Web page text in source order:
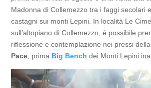
Madonna di Collemezzo tra i faggi secolari
castagni sui monti Lepini. In località Le
sull’altopiano di Collemezzo, è possibile
riflessione e contemplazione nei pressi della
Pace , prima Big Benchdei Monti Lepini